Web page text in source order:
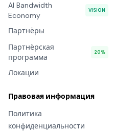
AI Bandwidth
Economy
VISION
Партнёры
Партнёрская
программа
20%
Локации
Правовая информация
Политика
конфиденциальности